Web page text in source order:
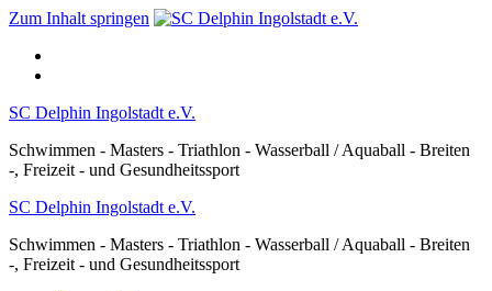
Zum Inhalt springen
SC Delphin Ingolstadt e.V.
Schwimmen - Masters - Triathlon - Wasserball / Aquaball - Breiten
-, Freizeit - und Gesundheitssport
SC Delphin Ingolstadt e.V.
Schwimmen - Masters - Triathlon - Wasserball / Aquaball - Breiten
-, Freizeit - und Gesundheitssport